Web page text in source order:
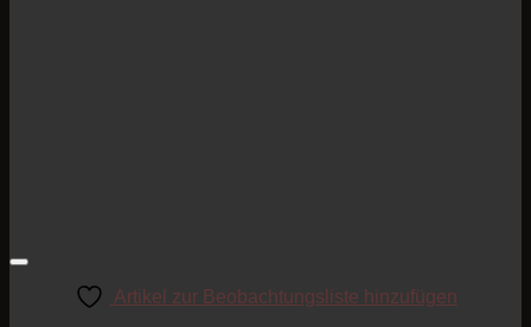
Artikel zur Beobachtungsliste hinzufügen